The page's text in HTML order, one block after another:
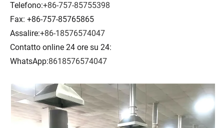
Telefono:+86-757-85755398
Fax: +86-757-85765865
Assalire:+86-18576574047
Contatto online 24 ore su 24:
WhatsApp:8618576574047